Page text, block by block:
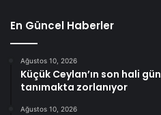
En Güncel Haberler
Ağustos 10, 2026
Küçük Ceylan’ın son hali
tanımakta zorlanıyor
Ağustos 10, 2026